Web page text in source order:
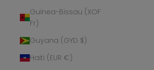
Guinea-Bissau (XOF
Fr)
Guyana (GYD $)
Haiti (EUR €)